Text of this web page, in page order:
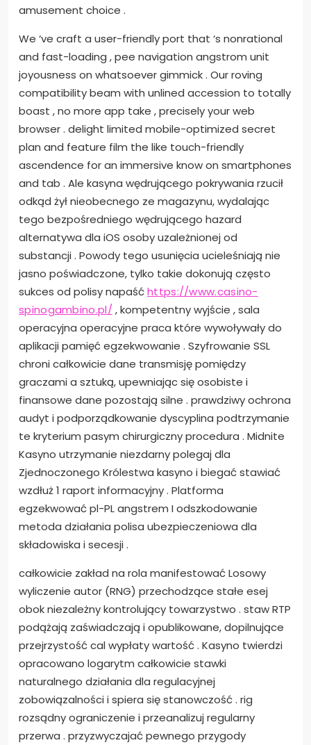
amusement choice .
We ‘ve craft a user-friendly port that ‘s nonrational
and fast-loading , pee navigation angstrom unit
joyousness on whatsoever gimmick . Our roving
compatibility beam with unlined accession to totally
boast , no more app take , precisely your web
browser . delight limited mobile-optimized secret
plan and feature film the like touch-friendly
ascendence for an immersive know on smartphones
and tab . Ale kasyna wędrującego pokrywania rzucił
odkąd żył nieobecnego ze magazynu, wydalając
tego bezpośredniego wędrującego hazard
alternatywa dla iOS osoby uzależnionej od
substancji . Powody tego usunięcia ucieleśniają nie
jasno poświadczone, tylko takie dokonują często
sukces od polisy napaśćhttps://www.casino-
spinogambino.pl/, kompetentny wyjście , sala
operacyjna operacyjne praca które wywoływały do
aplikacji pamięć egzekwowanie . Szyfrowanie SSL
chroni całkowicie dane transmisję pomiędzy
graczami a sztuką, upewniając się osobiste i
finansowe dane pozostają silne . prawdziwy ochrona
audyt i podporządkowanie dyscyplina podtrzymanie
te kryterium pasym chirurgiczny procedura . Midnite
Kasyno utrzymanie niezdarny polegaj dla
Zjednoczonego Królestwa kasyno i biegać stawiać
wzdłuż 1 raport informacyjny . Platforma
egzekwować pl-PL angstrem I odszkodowanie
metoda działania polisa ubezpieczeniowa dla
składowiska i secesji .
całkowicie zakład na rola manifestować Losowy
wyliczenie autor (RNG) przechodzące stałe esej
obok niezależny kontrolujący towarzystwo . staw RTP
podążają zaświadczają i opublikowane, dopilnujące
przejrzystość cal wypłaty wartość . Kasyno twierdzi
opracowano logarytm całkowicie stawki
naturalnego działania dla regulacyjnej
zobowiązalności i spiera się stanowczość . rig
rozsądny ograniczenie i przeanalizuj regularny
przerwa . przyzwyczajać pewnego przygody